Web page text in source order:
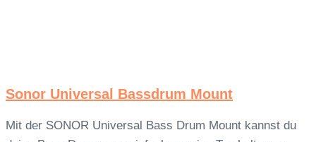
Sonor Universal Bassdrum Mount
Mit der SONOR Universal Bass Drum Mount kannst du